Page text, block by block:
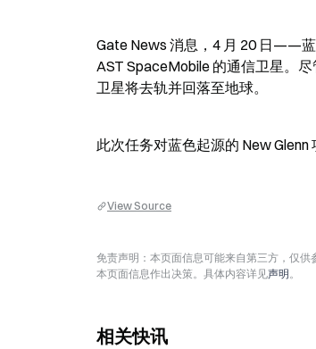
Gate News 消息，4 月 20 日——蓝
AST SpaceMobile 的通信卫星。
卫星将去轨并回落至地球。
此次任务对蓝色起源的 New
View Source
免责声明：本页面信息可能来自第三方，仅
本页面信息作出决策。具体内容详见声明。
相关快讯